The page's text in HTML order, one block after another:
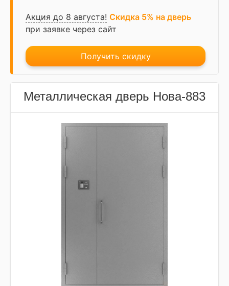
Акция до 8 августа! Скидка 5% на дверь
при заявке через сайт
Получить скидку
Металлическая дверь Нова-883